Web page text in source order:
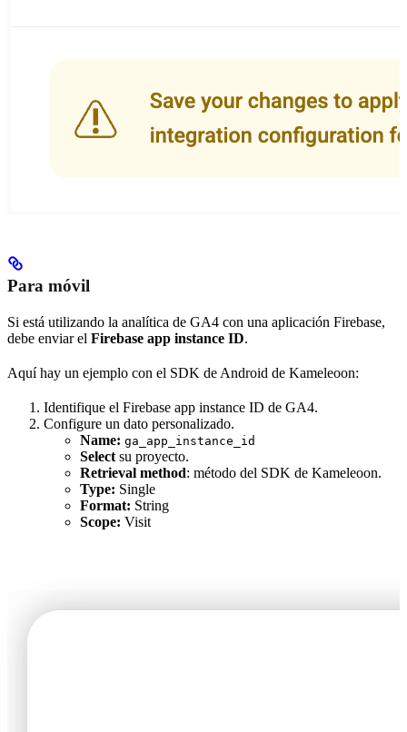
Para móvil
Si está utilizando la analítica de GA4 con una aplicación Firebase,
debe enviar el Firebase app instance ID.
Aquí hay un ejemplo con el SDK de Android de Kameleoon:
Identifique el Firebase app instance ID de GA4.
Configure un dato personalizado.
Name: ga_app_instance_id
Select su proyecto.
Retrieval method: método del SDK de Kameleoon.
Type: Single
Format: String
Scope: Visit